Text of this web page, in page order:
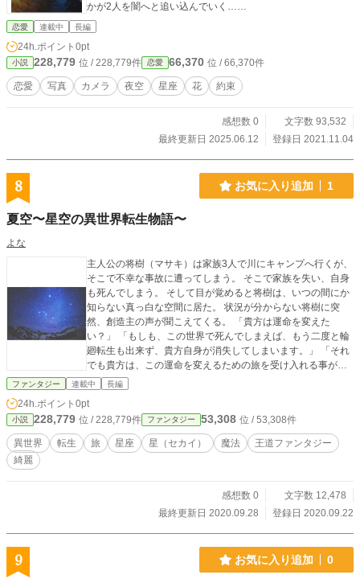
かが2人を闇へと追い込んでいく……
恋愛 連載中 長編
24h.ポイント 0pt
小説 228,779 位 / 228,779件 恋愛 66,370 位 / 66,370件
恋愛 写真 カメラ 夜空 星座 花 約束
感想数 0
文字数 93,532
最終更新日 2025.06.12
登録日 2021.11.04
8 お気に入り追加 1
夏空〜星空の異世界転生物語〜
よな
主人公の将樹（マサキ）は家族3人で川にキャンプへ行くが、
そこで不幸な事故に遭ってしまう。 そこで家族を失い、自身
も死んでしまう。 そして目が覚めると将樹は、いつの間にか
知らない真っ白な空間に居た。 状況が分からない将樹に突
然、創造主の声が聞こえてくる。 「貴方は運命を変えた
い？」 「もしも、この世界で死んでしまえば、もう二度と輪
廻転生も出来ず、貴方自身が消失してしまいます。」 「それ
でも貴方は、この運命を変えるための旅を受け入れる事がで
きますか？」 そんな問いかけに対して将樹は答えた。 「お願
く叫んだ。 自身の消失を賭けてもいい、そんな一心で将樹は
その旅を受け入れた。 そして〝星の祈りと祝福〟を手に入れ
る為に、旅を始める事となった将樹。 舞台は〝星の世界〟 各
地にある〝星のカケラ〟を集める。 その星のカケラと引き換
しれませんが、一生懸命書いていきます。異世界転生の王
ファンタジー 連載中 長編
24h.ポイント 0pt
小説 228,779 位 / 228,779件 ファンタジー 53,308 位 / 53,308件
異世界 転生 旅 星座 星（セカイ） 魔法
王道ファンタジー
綺麗
感想数 0
文字数 12,478
最終更新日 2020.09.28
登録日 2020.09.22
9 お気に入り追加 0